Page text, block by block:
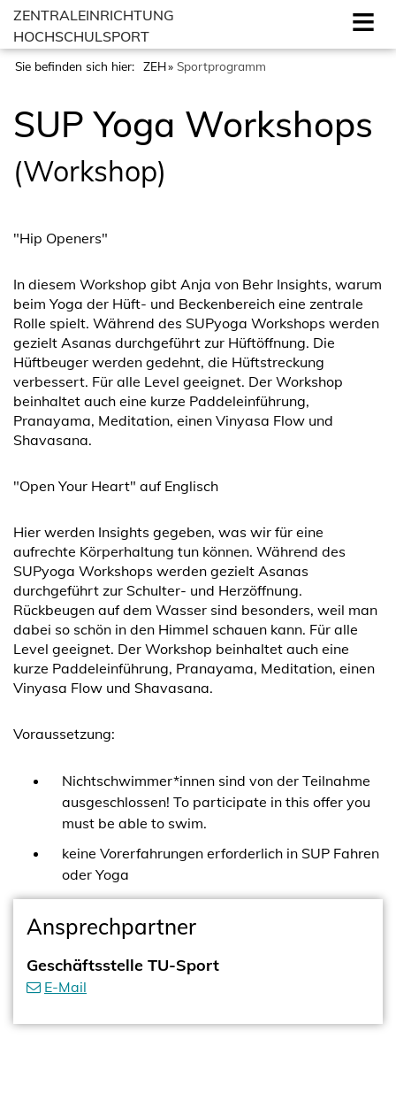
ZENTRALEINRICHTUNG
HOCHSCHULSPORT
Sie befinden sich hier: ZEH Sportprogramm
SUP Yoga Workshops
(Workshop)
"Hip Openers"
In diesem Workshop gibt Anja von Behr Insights, warum
beim Yoga der Hüft- und Beckenbereich eine zentrale
Rolle spielt. Während des SUPyoga Workshops werden
gezielt Asanas durchgeführt zur Hüftöffnung. Die
Hüftbeuger werden gedehnt, die Hüftstreckung
verbessert. Für alle Level geeignet. Der Workshop
beinhaltet auch eine kurze Paddeleinführung,
Pranayama, Meditation, einen Vinyasa Flow und
Shavasana.
"Open Your Heart" auf Englisch
Hier werden Insights gegeben, was wir für eine
aufrechte Körperhaltung tun können. Während des
SUPyoga Workshops werden gezielt Asanas
durchgeführt zur Schulter- und Herzöffnung.
Rückbeugen auf dem Wasser sind besonders, weil man
dabei so schön in den Himmel schauen kann. Für alle
Level geeignet. Der Workshop beinhaltet auch eine
kurze Paddeleinführung, Pranayama, Meditation, einen
Vinyasa Flow und Shavasana.
Voraussetzung:
Nichtschwimmer*innen sind von der Teilnahme
ausgeschlossen! To participate in this offer you
must be able to swim.
keine Vorerfahrungen erforderlich in SUP Fahren
oder Yoga
Ansprechpartner
Geschäftsstelle TU-Sport
E-Mail